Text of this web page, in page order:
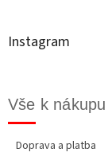
Instagram
Vše k nákupu
Doprava a platba